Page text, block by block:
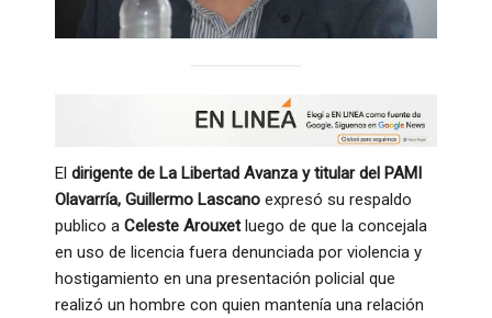
El dirigente de La Libertad Avanza y titular del PAMI
Olavarría, Guillermo Lascano expresó su respaldo
publico a Celeste Arouxetluego de que la concejala
en uso de licencia fuera denunciada por violencia y
hostigamiento en una presentación policial que
realizó un hombre con quien mantenía una relación